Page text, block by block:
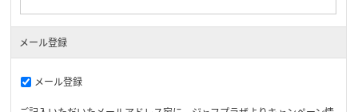
メール登録
メール登録